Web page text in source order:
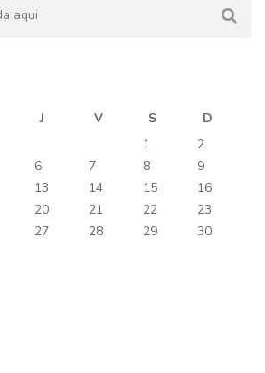
J V S
D
1
2
6 7 8
9
13 14 15
16
20 21 22
23
27 28 29
30